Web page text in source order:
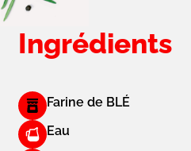
Ingrédients
Farine de BLÉ
Eau